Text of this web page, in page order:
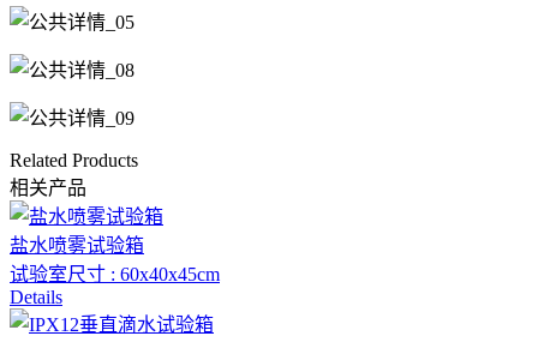
Related Products
相关产品
盐水喷雾试验箱
试验室尺寸 : 60x40x45cm
Details